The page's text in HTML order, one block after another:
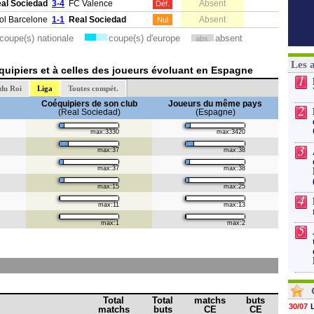
Sociedad 3-4 FC Valence Déf.
Absent
Barcelone 1-1 Real Sociedad Nul Absent
coupe(s) nationale coupe(s) d'europe abs. absent
et à celles des joueurs évoluant en Espagne
Roi Liga Toutes compét.
Coéquipiers de son club
(Real Sociedad)
Joueurs du même pays
(Espagne)
max:3330 max:3420
max:37 max:38
max:37 max:38
max:15 max:25
max:11 max:13
max:1 max:2
Total
matchs
Total
buts
matchs
CE
buts
CE
Les
1
2
3
4
5
30/07